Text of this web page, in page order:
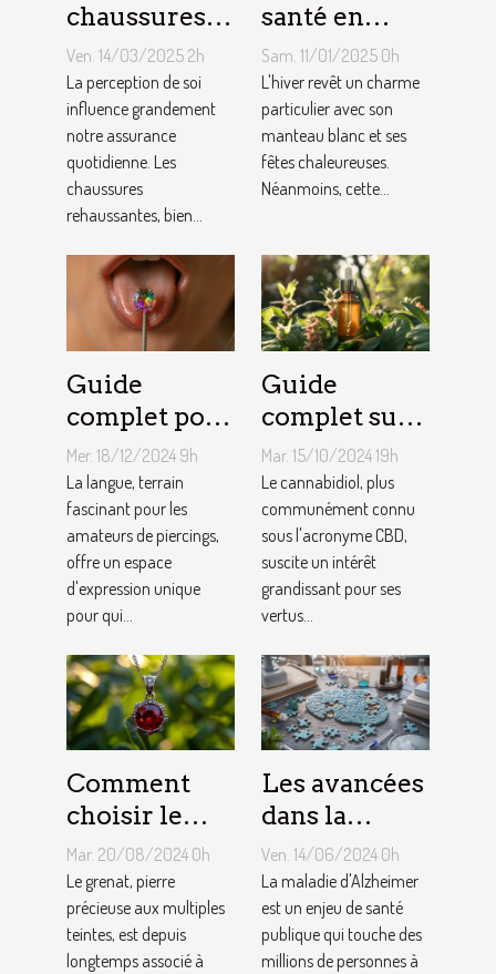
chaussures
rehaussantes
améliorent-
elles la
confiance en
soi ?
Ven. 14/03/2025 2h
La perception de soi
influence grandement
notre assurance
quotidienne. Les
chaussures
rehaussantes, bien...
santé en
hiver :
stratégies
naturelles de
prévention
et
Sam. 11/01/2025 0h
L'hiver revêt un charme
particulier avec son
manteau blanc et ses
fêtes chaleureuses.
Néanmoins, cette...
Guide
complet pour
choisir son
premier
piercing de
langue
Mer. 18/12/2024 9h
La langue, terrain
fascinant pour les
amateurs de piercings,
offre un espace
d'expression unique
pour qui...
Guide
complet sur
les bienfaits
du CBD et les
réductions
disponibles
Mar. 15/10/2024 19h
Le cannabidiol, plus
communément connu
sous l'acronyme CBD,
suscite un intérêt
grandissant pour ses
vertus...
Comment
choisir le
bon bijou en
grenat pour
booster son
énergie
Mar. 20/08/2024 0h
Le grenat, pierre
précieuse aux multiples
teintes, est depuis
longtemps associé à
Les avancées
dans la
recherche
sur la
maladie
d'Alzheimer
Ven. 14/06/2024 0h
La maladie d'Alzheimer
est un enjeu de santé
publique qui touche des
millions de personnes à